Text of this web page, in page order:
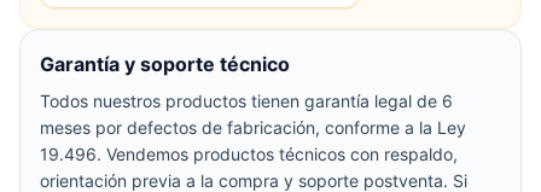
Garantía y soporte técnico
Todos nuestros productos tienen garantía legal de 6
meses por defectos de fabricación, conforme a la Ley
19.496. Vendemos productos técnicos con respaldo,
orientación previa a la compra y soporte postventa. Si